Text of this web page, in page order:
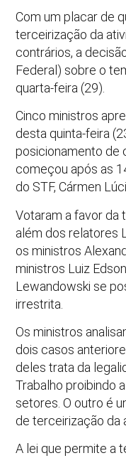
Com um placar de
terceirização da
contrários, a
Federal) sobre o
quarta-feira (29).
Cinco ministros
desta quinta-feira
posicionamento de
começou após as
do STF, Cármen
Votaram a favor da
além dos relatores
os ministros
ministros Luiz
Lewandowski se
irrestrita.
Os ministros
dois casos
deles trata da
Trabalho proibindo
setores. O outro é
de terceirização da
A lei que permite a